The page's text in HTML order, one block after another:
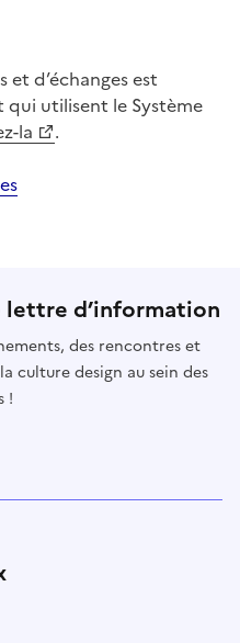
d’échanges est
qui utilisent le Système
la
.
lettre d’information
des rencontres et
culture design au sein des
!